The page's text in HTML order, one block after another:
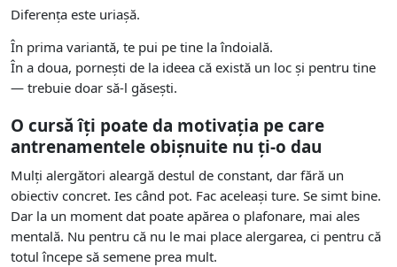
Diferența este uriașă.
În prima variantă, te pui pe tine la îndoială.
În a doua, pornești de la ideea că există un loc și pentru tine
— trebuie doar să-l găsești.
O cursă îți poate da motivația pe care
antrenamentele obișnuite nu ți-o dau
Mulți alergători aleargă destul de constant, dar fără un
obiectiv concret. Ies când pot. Fac aceleași ture. Se simt bine.
Dar la un moment dat poate apărea o plafonare, mai ales
mentală. Nu pentru că nu le mai place alergarea, ci pentru că
totul începe să semene prea mult.